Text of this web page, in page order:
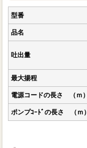
型番
品名
吐出量
最大揚程
電源コードの長さ （ｍ）
ポンプｺｰﾄﾞの長さ （ｍ）